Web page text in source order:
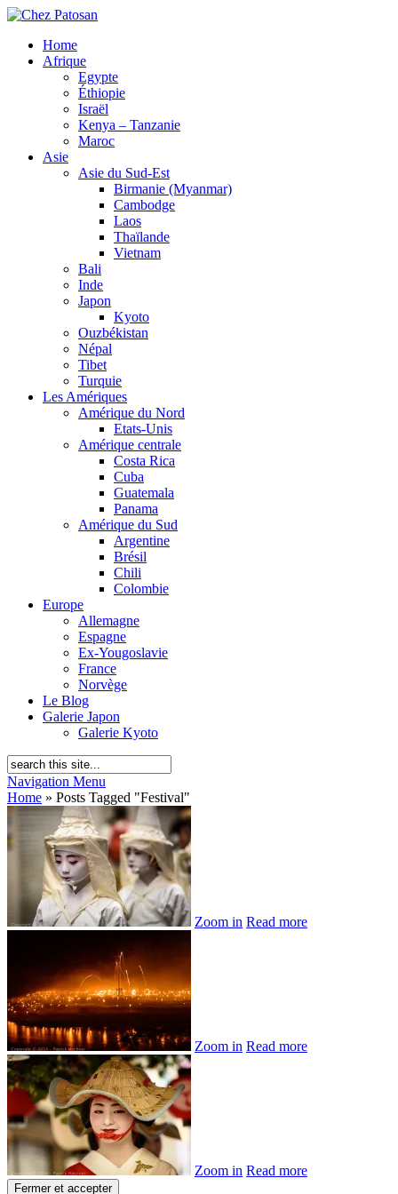
Home
Afrique
Egypte
Éthiopie
Israël
Kenya – Tanzanie
Maroc
Asie
Asie du Sud-Est
Birmanie (Myanmar)
Cambodge
Laos
Thaïlande
Vietnam
Bali
Inde
Japon
Kyoto
Ouzbékistan
Népal
Tibet
Turquie
Les Amériques
Amérique du Nord
Etats-Unis
Amérique centrale
Costa Rica
Cuba
Guatemala
Panama
Amérique du Sud
Argentine
Brésil
Chili
Colombie
Europe
Allemagne
Espagne
Ex-Yougoslavie
France
Norvège
Le Blog
Galerie Japon
Galerie Kyoto
Navigation Menu
Home » Posts Tagged "Festival"
Zoom in Read more
Zoom in Read more
Zoom in Read more